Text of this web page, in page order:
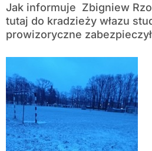
Jak informuje Zbigniew
tutaj do kradzieży włazu
prowizoryczne